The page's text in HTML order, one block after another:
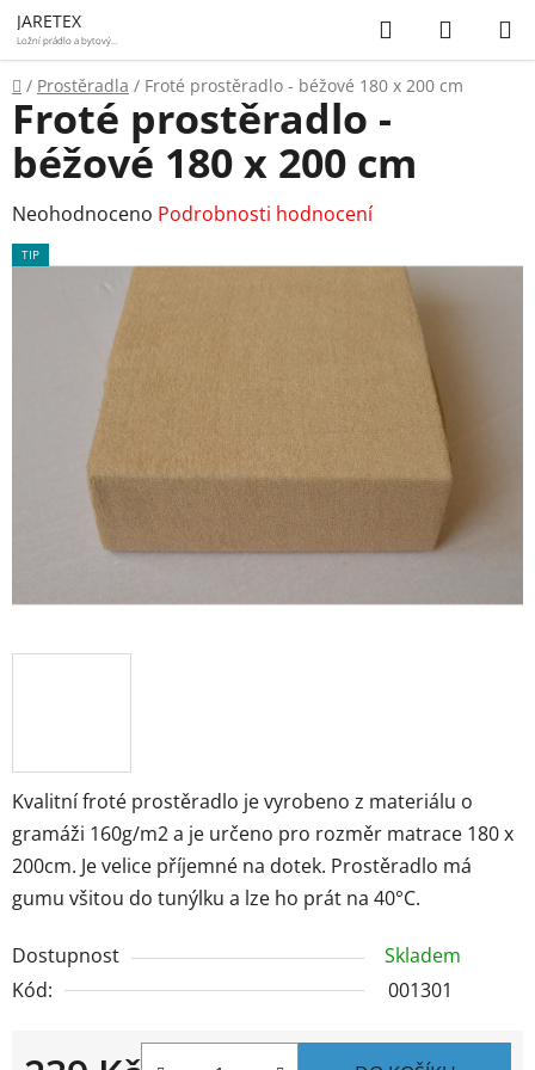
Přejít
na
obsah
JARETEX
Ložní prádlo a bytový
Hledat
KOŠÍK
Domů
/ Prostěradla / Froté prostěradlo - béžové 180 x 200 cm
Kvalitní froté prostěradlo je vyrobeno z materiálu o
gramáži 160g/m2 a je určeno pro rozměr matrace 180 x
200cm. Je velice příjemné na dotek. Prostěradlo má
gumu všitou do tunýlku a lze ho prát na 40°C.
Dostupnost
Skladem
Kód:
001301
Froté prostěradlo -
béžové 180 x 200 cm
Průměrné
hodnocení
hvězdiček.
Neohodnoceno Podrobnosti hodnocení
TIP